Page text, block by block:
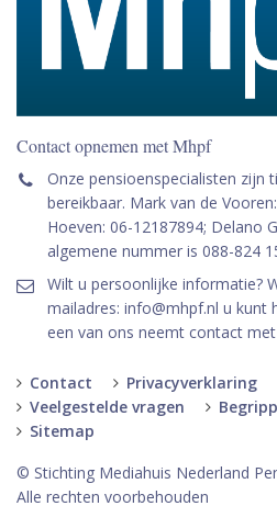
Contact opnemen met Mhpf
Onze pensioenspecialisten zijn
bereikbaar. Mark van de
Hoeven: 06-12187894; Delano
algemene nummer is 088-824
Wilt u persoonlijke informatie?
mailadres: info@mhpf.nl u kunt
een van ons neemt contact
Contact Privacyverklaring
Veelgestelde vragen
Sitemap
© Stichting Mediahuis Nederland
Alle rechten voorbehouden